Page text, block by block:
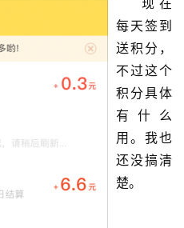
现在
每天签到
送积分，
不过这个
积分具体
有什么
用。我也
还没搞清
楚。